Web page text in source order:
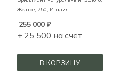
Желтое, 750, Италия
255 000 ₽
+ 25 500 на счёт
В КОРЗИНУ